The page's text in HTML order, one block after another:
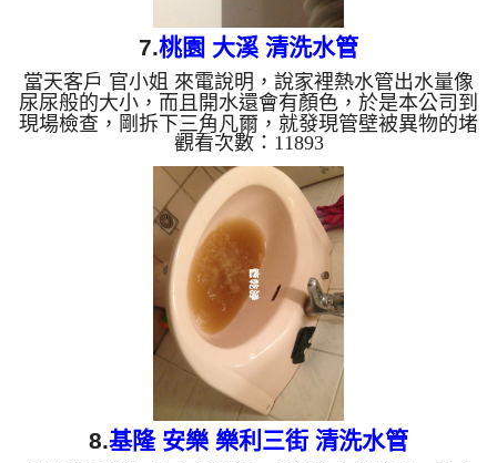
7.桃園 大溪 清洗水管
當天客戶 官小姐 來電說明，說家裡熱水管出水量像
尿尿般的大小，而且開水還會有顏色，於是本公司到
現場檢查，剛拆下三角凡爾，就發現管壁被異物的堵
住了，如下圖，管壁被堵得密密麻麻，當然水就過不
去了，本公司架設起 水管清洗機 ，並開始 洗水管 ，
洗水管 過程中 不斷的噴出泥水及鏽水，如下影片，
水管清洗 沒一會，管路就堵住了，於是本公司改用
特殊工法來 清洗水管 ，約兩個小時後，熱水管能正
常出水，客戶 官小姐 非常高興，可以正常用水了。
清洗水管, 水管清洗, 洗水管, 熱水管堵塞,...
觀看次數：11893
8.基隆 安樂 樂利三街 清洗水管